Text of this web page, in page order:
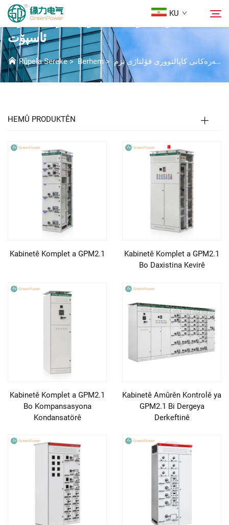
KU
Berhem
Der barê Me
Çareserî
Li Ser Nivîsain
چارەسەرەکانی سویچگەری فشاری
ئاسپۆت
Rûpela Sereke>Berhem>چارەسەرەکانی کاپالتووری ڤۆلتاژی نزم
HEMÛ PRODUKTÊN
Kabinetê Komplet a GPM2.1
Kabinetê Komplet a GPM2.1
Bo Daxistina Kevirê
Kabinetê Komplet a GPM2.1
Bo Kompansasyona
Kondansatörê
Kabinetê Amûrên Kontrolê ya
GPM2.1 Bi Dergeya
Derkeftinê